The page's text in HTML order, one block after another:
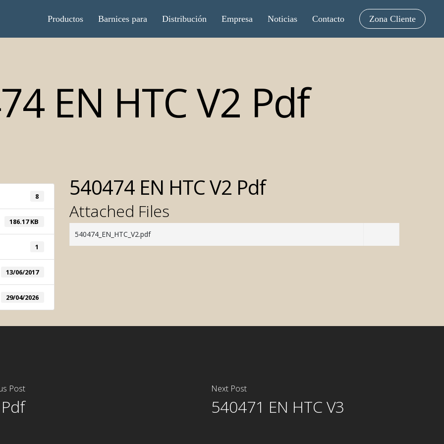
Productos
Automatic Color System
Barnices para Distribución Empresa Noticias Contacto Zona Cliente
EN HTC V2 Pdf
8
186.17 KB
1
13/06/2017
29/04/2026
540474 EN HTC V2 Pdf
Attached Files
540474_EN_HTC_V2.pdf
Post Next Post
540471 EN HTC V3